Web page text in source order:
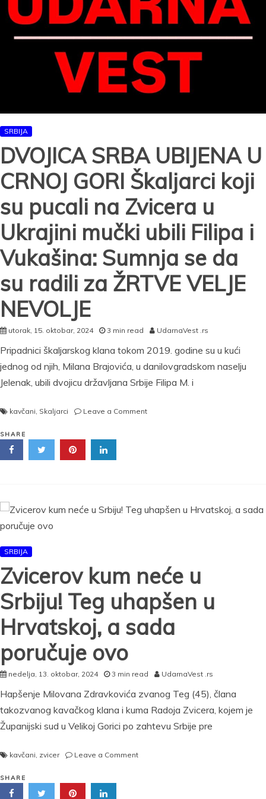
SRBIJA
DVOJICA SRBA UBIJENA U
CRNOJ GORI Škaljarci koji
su pucali na Zvicera u
Ukrajini mučki ubili Filipa i
Vukašina: Sumnja se da
su radili za ŽRTVE VELJE
NEVOLJE
utorak, 15. oktobar, 2024 3 min read UdarnaVest .rs
Pripadnici škaljarskog klana tokom 2019. godine su u kući
jednog od njih, Milana Brajovića, u danilovgradskom naselju
Jelenak, ubili dvojicu državljana Srbije Filipa M. i
kavčani Skaljarci Leave a Commenton
koji
Ukrajini
ubili
Filipa
i
Vukašina:
da
radili
za
VELJE
SHARE
SRBIJA
Zvicerov kum neće u
Srbiju! Teg uhapšen u
Hrvatskoj, a sada
poručuje ovo
nedelja, 13. oktobar, 2024 3 min read UdarnaVest .rs
Hapšenje Milovana Zdravkovića zvanog Teg (45), člana
takozvanog kavačkog klana i kuma Radoja Zvicera, kojem je
Županijski sud u Velikoj Gorici po zahtevu Srbije pre
kavčani zvicer Leave a Commenton
SHARE